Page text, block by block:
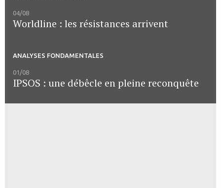
04/08
Worldline : les résistances arrivent
ANALYSES FONDAMENTALES
01/08
IPSOS : une débêcle en pleine reconquête